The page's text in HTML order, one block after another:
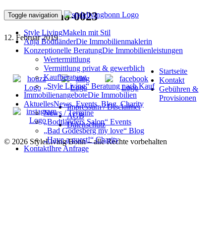
Toggle navigation
Style LivingMakeln mit Stil
Anja BodtländerDie Immobilienmaklerin
Konzeptionelle BeratungDie Immobilienleistungen
Wertermittlung
Vermittlung privat & gewerblich
Kaufberatung
„Style Living“ Beratung nach Kauf
ImmobilienangeboteDie Immobilien
AktuellesNews, Events, Blog, Charity
News / Termine
„Bodtländers Salon“ Events
„Bad Godesberg my love“ Blog
„Have a guest!“ Charity
KontaktIhre Anfrage
190203Immo-0023
12. Februar 2019
Startseite
Kontakt
Gebühren &
Provisionen
Impressum / Disclaimer
AGB
Datenschutz
© 2026 StyleLiving Bonn – alle Rechte vorbehalten